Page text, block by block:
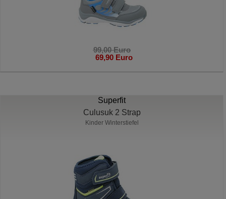
99,00 Euro
69,90 Euro
Superfit
Culusuk 2 Strap
Kinder Winterstiefel